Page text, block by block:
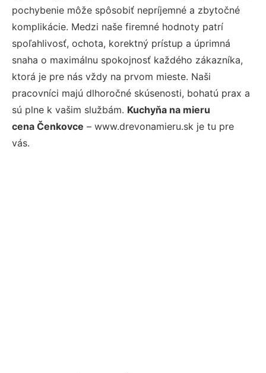
pochybenie môže spôsobiť nepríjemné a zbytočné
komplikácie. Medzi naše firemné hodnoty patrí
spoľahlivosť, ochota, korektný prístup a úprimná
snaha o maximálnu spokojnosť každého zákazníka,
ktorá je pre nás vždy na prvom mieste. Naši
pracovníci majú dlhoročné skúsenosti, bohatú prax a
sú plne k vašim službám. Kuchyňa na mieru
cena Čenkovce – www.drevonamieru.sk je tu pre
vás.